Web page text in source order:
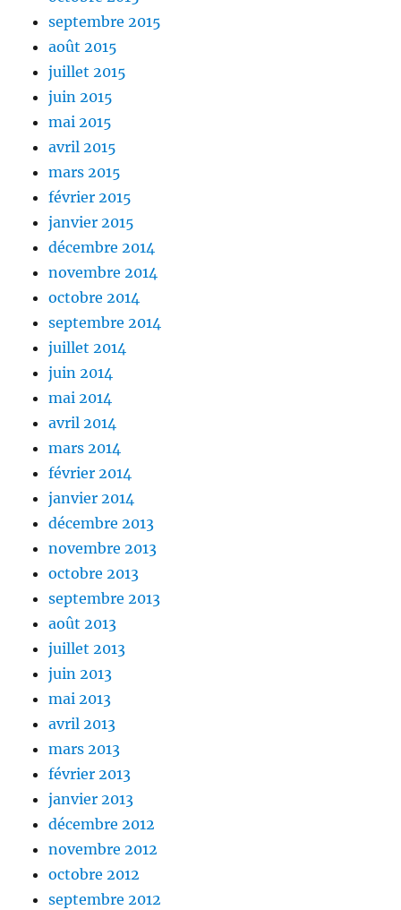
septembre 2015
août 2015
juillet 2015
juin 2015
mai 2015
avril 2015
mars 2015
février 2015
janvier 2015
décembre 2014
novembre 2014
octobre 2014
septembre 2014
juillet 2014
juin 2014
mai 2014
avril 2014
mars 2014
février 2014
janvier 2014
décembre 2013
novembre 2013
octobre 2013
septembre 2013
août 2013
juillet 2013
juin 2013
mai 2013
avril 2013
mars 2013
février 2013
janvier 2013
décembre 2012
novembre 2012
octobre 2012
septembre 2012